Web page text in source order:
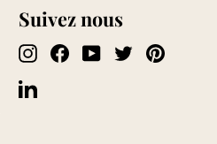
Suivez nous
Instagram
Facebook
YouTube
Twitter
LinkedIn